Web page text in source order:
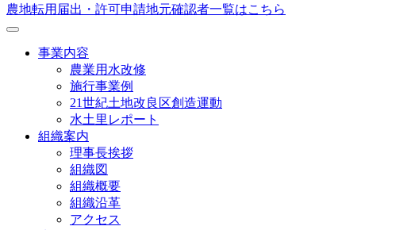
農地転用届出・許可申請地元確認者一覧はこちら
事業内容
農業用水改修
施行事業例
21世紀土地改良区創造運動
水土里レポート
組織案内
理事長挨拶
組織図
組織概要
組織沿革
アクセス